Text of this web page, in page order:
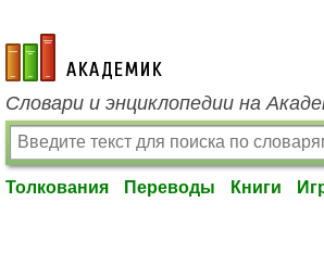
academic.ru
Словари и энциклопедии на
Толкования Переводы Книги